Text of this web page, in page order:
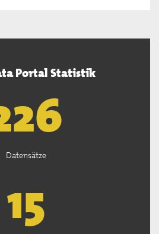
Portal Statistik
Datensätze
15